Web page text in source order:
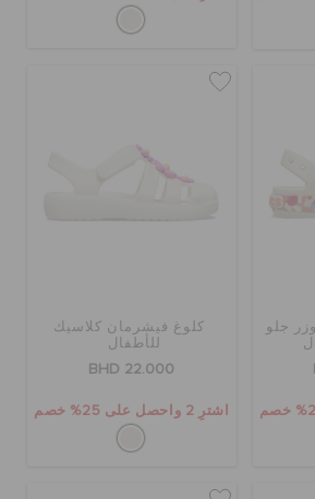
جلو
كلوغ فيشرمان كلاسيك
للأطفال
BHD 22.000
اشترِ 2 واحصل على 25% خصم